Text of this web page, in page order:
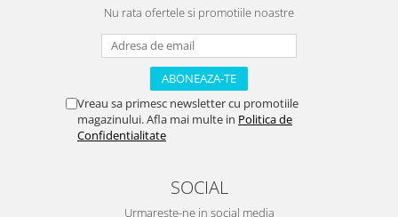
Nu rata ofertele si promotiile noastre
Vreau sa primesc newsletter cu promotiile
magazinului. Afla mai multe in Politica de
Confidentialitate
SOCIAL
Urmareste-ne in social media